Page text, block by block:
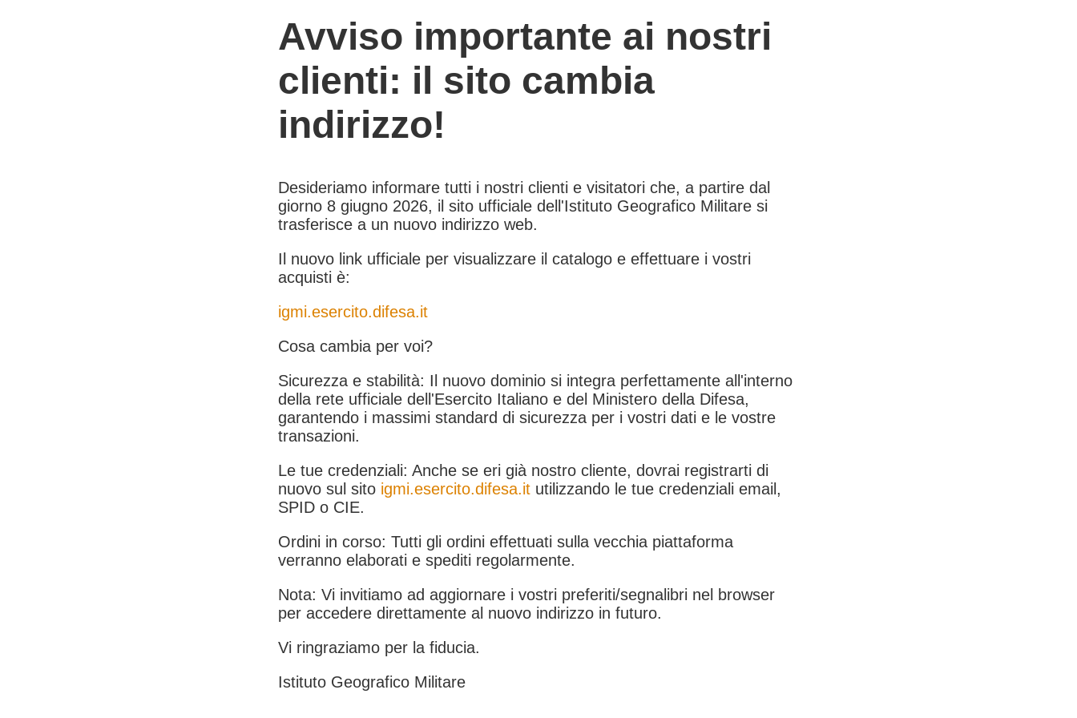
Avviso importante ai nostri
clienti: il sito cambia
indirizzo!
Desideriamo informare tutti i nostri clienti e visitatori che, a partire dal
giorno 8 giugno 2026, il sito ufficiale dell'Istituto Geografico Militare si
trasferisce a un nuovo indirizzo web.
Il nuovo link ufficiale per visualizzare il catalogo e effettuare i vostri
acquisti è:
igmi.esercito.difesa.it
Cosa cambia per voi?
Sicurezza e stabilità: Il nuovo dominio si integra perfettamente all'interno
della rete ufficiale dell'Esercito Italiano e del Ministero della Difesa,
garantendo i massimi standard di sicurezza per i vostri dati e le vostre
transazioni.
Le tue credenziali: Anche se eri già nostro cliente, dovrai registrarti di
nuovo sul sito igmi.esercito.difesa.it utilizzando le tue credenziali email,
SPID o CIE.
Ordini in corso: Tutti gli ordini effettuati sulla vecchia piattaforma
verranno elaborati e spediti regolarmente.
Nota: Vi invitiamo ad aggiornare i vostri preferiti/segnalibri nel browser
per accedere direttamente al nuovo indirizzo in futuro.
Vi ringraziamo per la fiducia.
Istituto Geografico Militare